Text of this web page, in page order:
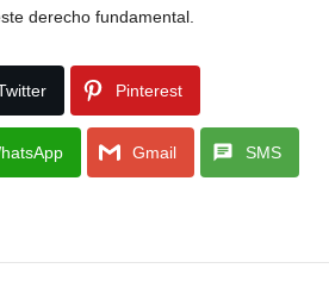
derecho fundamental.
Pinterest
Gmail SMS